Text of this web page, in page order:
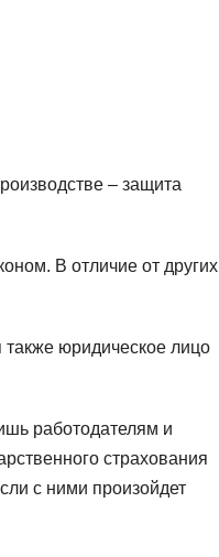
– защита
В отличие от других
также юридическое лицо
работодателям и
страхования
с ними произойдет